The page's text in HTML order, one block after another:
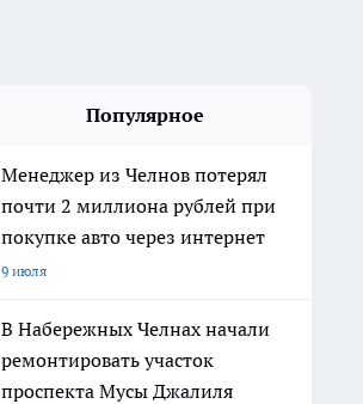
Популярное
Менеджер из Челнов потерял
почти 2 миллиона рублей при
покупке авто через интернет
9 июля
В Набережных Челнах начали
ремонтировать участок
проспекта Мусы Джалиля